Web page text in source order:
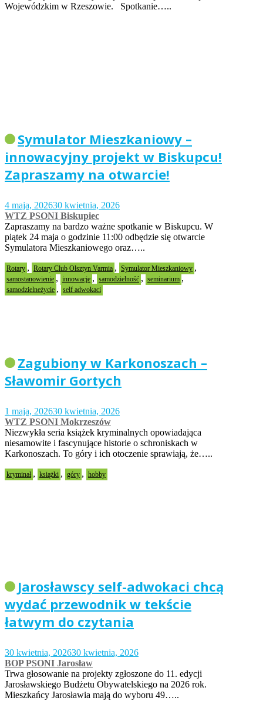
Wojewódzkim w Rzeszowie. Spotkanie…..
Symulator Mieszkaniowy –
innowacyjny projekt w Biskupcu!
Zapraszamy na otwarcie!
4 maja, 202630 kwietnia, 2026
WTZ PSONI Biskupiec
Zapraszamy na bardzo ważne spotkanie w Biskupcu. W
piątek 24 maja o godzinie 11:00 odbędzie się otwarcie
Symulatora Mieszkaniowego oraz…..
Rotary , Rotary Club Olsztyn Varmia , Symulator Mieszkaniowy ,
samostanowienie , innowacje , samodzielność , seminarium ,
samodzielneżycie , self adwokaci
Zagubiony w Karkonoszach –
Sławomir Gortych
1 maja, 202630 kwietnia, 2026
WTZ PSONI Mokrzeszów
Niezwykła seria książek kryminalnych opowiadająca
niesamowite i fascynujące historie o schroniskach w
Karkonoszach. To góry i ich otoczenie sprawiają, że…..
kryminał , książki , góry , hobby
Jarosławscy self-adwokaci chcą
wydać przewodnik w tekście
łatwym do czytania
30 kwietnia, 202630 kwietnia, 2026
BOP PSONI Jarosław
Trwa głosowanie na projekty zgłoszone do 11. edycji
Jarosławskiego Budżetu Obywatelskiego na 2026 rok.
Mieszkańcy Jarosławia mają do wyboru 49…..